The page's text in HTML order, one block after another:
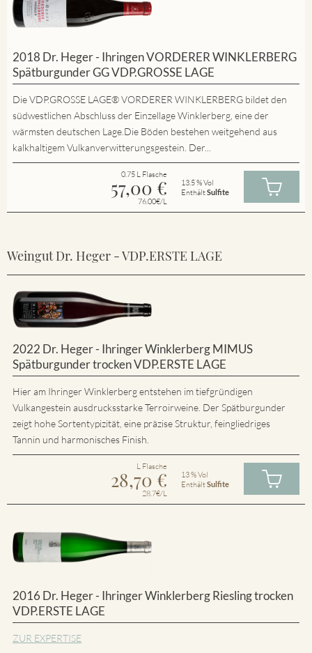
2018 Dr. Heger - Ihringen VORDERER WINKLERBERG
Spätburgunder GG VDP.GROSSE LAGE
Die VDP.GROSSE LAGE® VORDERER WINKLERBERG bildet den
südwestlichen Abschluss der Einzellage Winklerberg, eine der
wärmsten deutschen Lage.Die Böden bestehen weitgehend aus
kalkhaltigem Vulkanverwitterungsgestein. Der...
0.75 L Flasche
57,00 €
76.00€/L
13.5 % Vol
EnthältSulfite
Weingut Dr. Heger - VDP.ERSTE LAGE
2022 Dr. Heger - Ihringer Winklerberg MIMUS
Spätburgunder trocken VDP.ERSTE LAGE
Hier am Ihringer Winklerberg entstehen im tiefgründigen
Vulkangestein ausdrucksstarke Terroirweine. Der Spätburgunder
zeigt hohe Sortentypizität, eine präzise Struktur, feingliedriges
Tannin und harmonisches Finish.
L Flasche
28,70 €
28.7€/L
13 % Vol
EnthältSulfite
2016 Dr. Heger - Ihringer Winklerberg Riesling trocken
VDP.ERSTE LAGE
ZUR EXPERTISE